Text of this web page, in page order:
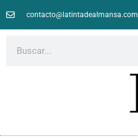
contacto@latintadealmansa.com